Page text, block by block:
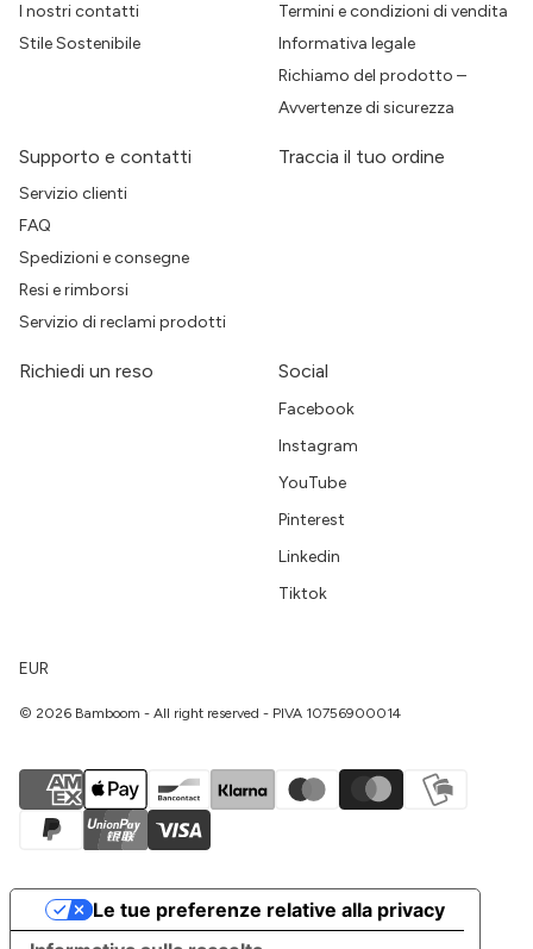
I nostri contatti
Stile Sostenibile
Termini e condizioni di vendita
Informativa legale
Richiamo del prodotto –
Avvertenze di sicurezza
Supporto e contatti
Servizio clienti
FAQ
Spedizioni e consegne
Resi e rimborsi
Servizio di reclami prodotti
Traccia il tuo ordine
Richiedi un reso Social
Facebook
Instagram
YouTube
Pinterest
Linkedin
Tiktok
EUR
© 2026 Bamboom - All right reserved - PIVA 10756900014
Le tue preferenze relative alla privacy